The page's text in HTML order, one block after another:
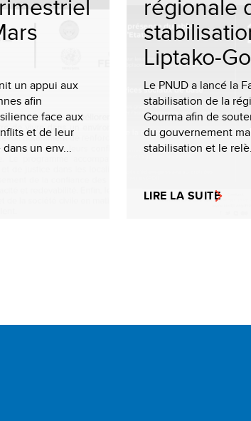
un appui aux
afin
face aux
et de leur
un env...
Liptako-
Le PNUD a lancé la
stabilisation de la
Gourma afin de
du gouvernement
stabilisation et le
LIRE LA SUITE